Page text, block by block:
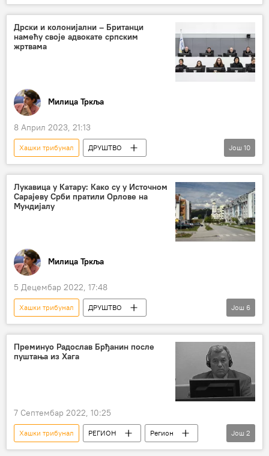
Србија – политика
Србија
оптужница
Дрски и колонијални – Британци
намећу своје адвокате српским
жртвама
Милица Тркља
8 Април 2023, 21:13
Хашки трибунал
ДРУШТВО
Србија – друштво
Србија – политика
Специјални суд за ратне злочине ОВК
Хашим Тачи
Кадри Весељи
Још 10
Лукавица у Катару: Како су у Источном
Сарајеву Срби пратили Орлове на
Мундијалу
Милица Тркља
5 Децембар 2022, 17:48
Хашки трибунал
ДРУШТВО
Србија – друштво
Република Српска (РС)
Радован Караџић
Катар 2022 – утисак дана
Још 6
Преминуо Радослав Брђанин после
пуштања из Хага
7 Септембар 2022, 10:25
Хашки трибунал РЕГИОН
Регион
Регион – политика
Република Српска (РС)
Још 2